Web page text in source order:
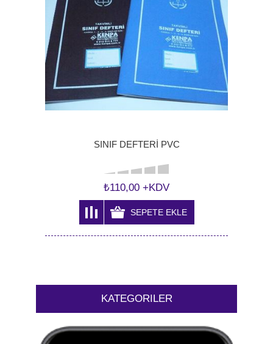
SINIF DEFTERİ PVC
₺110,00 +KDV
KATEGORILER